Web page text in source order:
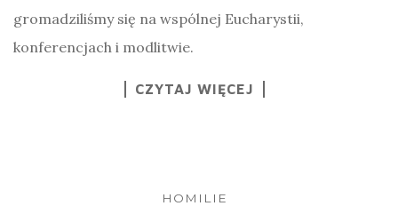
gromadziliśmy się na wspólnej Eucharystii,
konferencjach i modlitwie.
CZYTAJ WIĘCEJ
HOMILIE